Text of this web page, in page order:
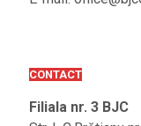
CONTACT
Filiala nr. 3 BJC